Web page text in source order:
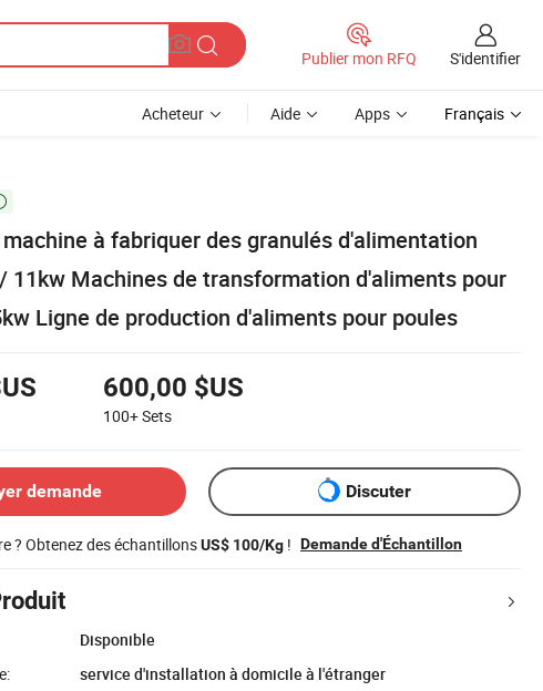
Publier mon RFQ S'identifier
Acheteur Aide Apps Français
à fabriquer des granulés d'alimentation
11kw Machines de transformation d'aliments pour
Ligne de production d'aliments pour poules
600,00 $US
100+Sets
demande Discuter
? Obtenez des échantillonsUS$ 100/Kg ! Demande d'Échantillon
Disponible
service d'installation à domicile à l'étranger